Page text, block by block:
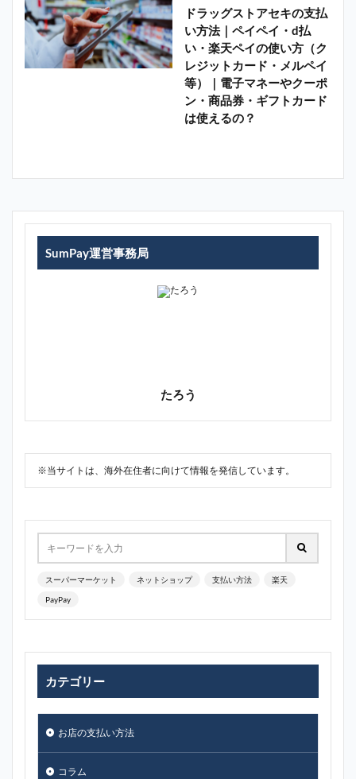
ドラッグストアセキの支払
い方法｜ペイペイ・d払
い・楽天ペイの使い方（ク
レジットカード・メルペイ
等）｜電子マネーやクーポ
ン・商品券・ギフトカード
は使えるの？
SumPay運営事務局
たろう
※当サイトは、海外在住者に向けて情報を発信しています。
スーパーマーケット ネットショップ 支払い方法 楽天
PayPay
カテゴリー
お店の支払い方法
コラム